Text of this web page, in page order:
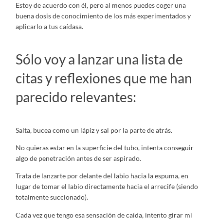
Estoy de acuerdo con él, pero al menos puedes coger una
buena dosis de conocimiento de los más experimentados y
aplicarlo a tus caídasa.
Sólo voy a lanzar una lista de
citas y reflexiones que me han
parecido relevantes:
Salta, bucea como un lápiz y sal por la parte de atrás.
No quieras estar en la superficie del tubo, intenta conseguir
algo de penetración antes de ser aspirado.
Trata de lanzarte por delante del labio hacia la espuma, en
lugar de tomar el labio directamente hacia el arrecife (siendo
totalmente succionado).
Cada vez que tengo esa sensación de caída, intento girar mi